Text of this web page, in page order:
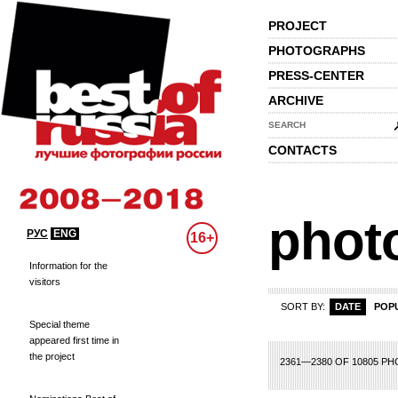
PROJECT
PHOTOGRAPHS
PRESS-CENTER
ARCHIVE
SEARCH
CONTACTS
РУС ENG 16+
Information for the
visitors
Special theme
appeared first time in
the project
SORT BY: DATE
2361—2380 OF 10805
94 95 96 105 106 107 108